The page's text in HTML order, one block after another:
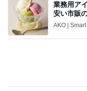
業務用ア
安い市販
トレ
AKO |